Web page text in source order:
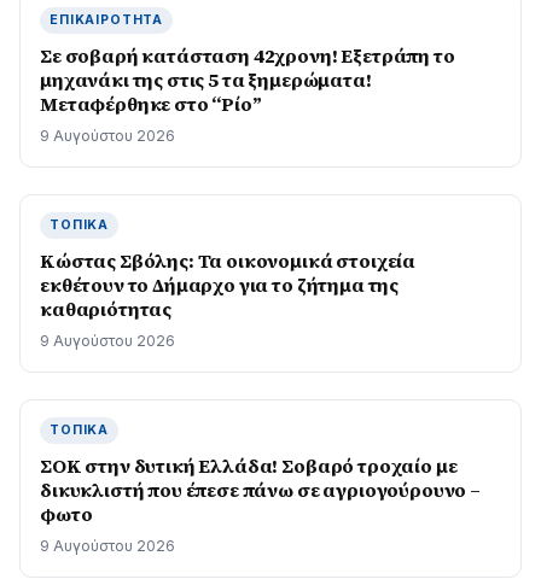
ΕΠΙΚΑΙΡΌΤΗΤΑ
Σε σοβαρή κατάσταση 42χρονη! Εξετράπη το
μηχανάκι της στις 5 τα ξημερώματα!
Μεταφέρθηκε στο “Ρίο”
9 Αυγούστου 2026
ΤΟΠΙΚΆ
Κώστας Σβόλης: Τα οικονομικά στοιχεία
εκθέτουν το Δήμαρχο για το ζήτημα της
καθαριότητας
9 Αυγούστου 2026
ΤΟΠΙΚΆ
ΣΟΚ στην δυτική Ελλάδα! Σοβαρό τροχαίο με
δικυκλιστή που έπεσε πάνω σε αγριογούρουνο –
φωτο
9 Αυγούστου 2026